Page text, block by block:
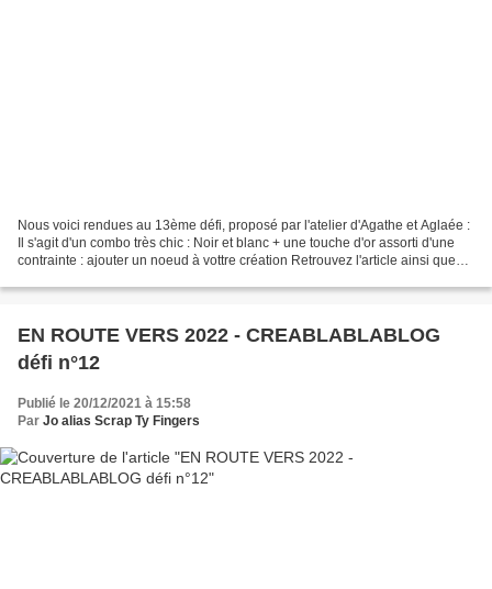
Nous voici rendues au 13ème défi, proposé par l'atelier d'Agathe et Aglaée :
Il s'agit d'un combo très chic : Noir et blanc + une touche d'or assorti d'une
contrainte : ajouter un noeud à vottre création Retrouvez l'article ainsi que
EN ROUTE VERS 2022 - CREABLABLABLOG
défi n°12
Publié le 20/12/2021 à 15:58
Par Jo alias Scrap Ty Fingers